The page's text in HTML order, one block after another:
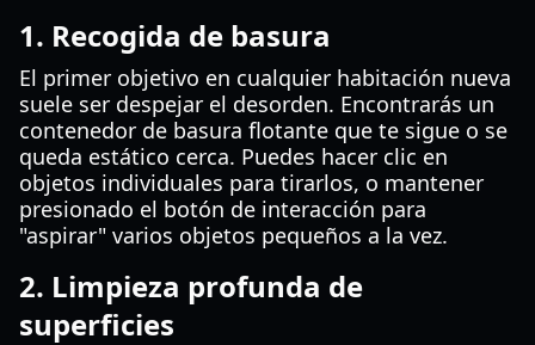
1. Recogida de basura
El primer objetivo en cualquier habitación nueva
suele ser despejar el desorden. Encontrarás un
contenedor de basura flotante que te sigue o se
queda estático cerca. Puedes hacer clic en
objetos individuales para tirarlos, o mantener
presionado el botón de interacción para
"aspirar" varios objetos pequeños a la vez.
2. Limpieza profunda de
superficies